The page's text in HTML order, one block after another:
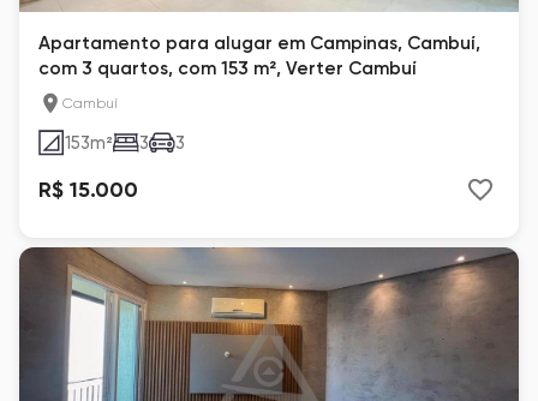
Apartamento para alugar em Campinas, Cambuí,
com 3 quartos, com 153 m², Verter Cambuí
Cambuí
153m² 3 3
R$ 15.000